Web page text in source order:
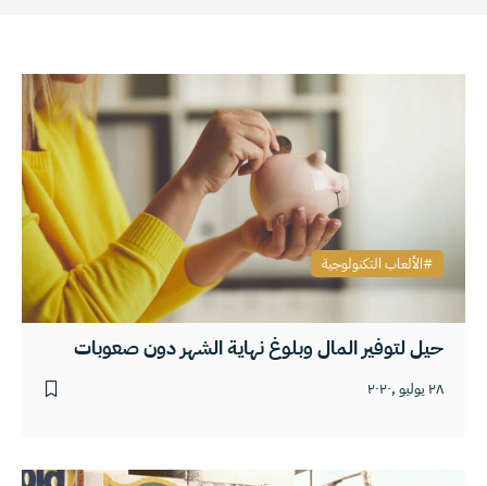
حيل لتوفير المال وبلوغ نهاية الشهر دون صعوبات
٢٨ يوليو ,٢٠٢٠
الألعاب التكنولوجية